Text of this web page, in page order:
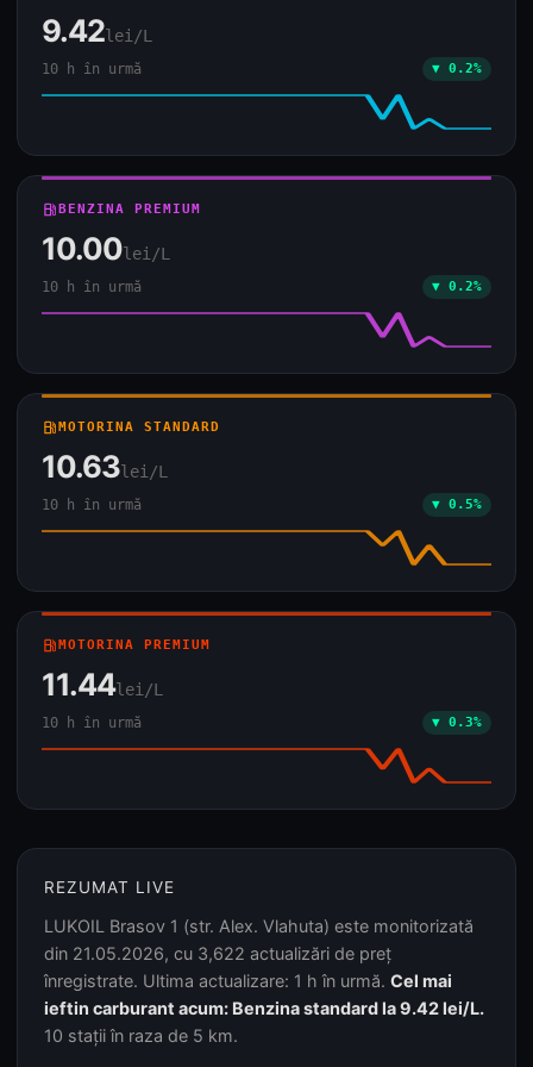
9.42lei/L
10 h în urmă ▼ 0.2%
local_gas_stationBENZINA PREMIUM
10.00lei/L
10 h în urmă ▼ 0.2%
local_gas_stationMOTORINA STANDARD
10.63lei/L
10 h în urmă ▼ 0.5%
local_gas_stationMOTORINA PREMIUM
11.44lei/L
10 h în urmă ▼ 0.3%
REZUMAT LIVE
LUKOIL Brasov 1 (str. Alex. Vlahuta) este monitorizată
din 21.05.2026, cu 3,622 actualizări de preț
înregistrate. Ultima actualizare: 1 h în urmă. Cel mai
ieftin carburant acum: Benzina standard la 9.42 lei/L.
10 stații în raza de 5 km.